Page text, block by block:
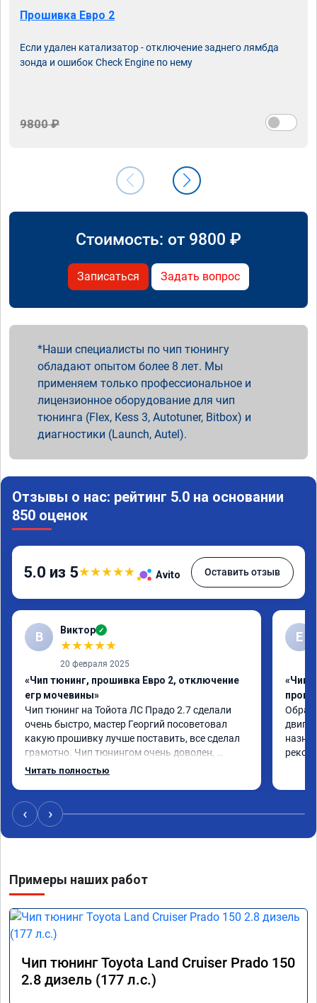
Прошивка Евро 2
Если удален катализатор - отключение заднего лямбда
зонда и ошибок Check Engine по нему
9800 ₽
Стоимость: от 9800 ₽
Записаться Задать вопрос
Наши специалисты по чип тюнингу
обладают опытом более 8 лет. Мы
применяем только профессиональное и
лицензионное оборудование для чип
тюнинга (Flex, Kess 3, Autotuner, Bitbox) и
диагностики (Launch, Autel).
Отзывы о нас: рейтинг 5.0 на основании
850 оценок
5.0 из 5★★★★★ Avito Оставить отзыв
В Виктор ✓
★★★★★
20 февраля 2025
«Чип тюнинг, прошивка Евро 2, отключение
егр мочевины»
Чип тюнинг на Тойота ЛС Прадо 2.7 сделали
очень быстро, мастер Георгий посоветовал
какую прошивку лучше поставить, все сделал
грамотно. Чип тюнингом очень доволен,
машина ожила немного, отзыв на педаль газа
провалы. Расход топлива остался таким же, но
динамика улучшилась. Советую этот сервис
всем. Спасибо!!!
Читать полностью
Е
«Чип
‹ ›
Примеры наших работ
Чип тюнинг Toyota Land Cruiser Prado 150
2.8 дизель (177 л.с.)